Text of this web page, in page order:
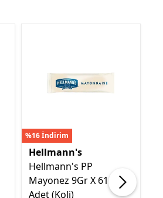
%16 İndirim
Hellmann's
Hellmann's PP
Mayonez 9Gr X 616
Adet (Koli)